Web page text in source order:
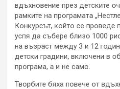
вдъхновение през детските
рамките на програмата
Конкурсът, който се проведе
успя да събере близо 1000
на възраст между 3 и 12
детски градини, включени в
програма, а и не само.
Творбите бяха повече от